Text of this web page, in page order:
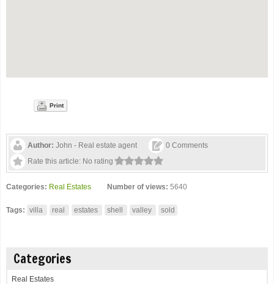
Print
Author: John - Real estate agent
0 Comments
Rate this article: No rating
Categories: Real Estates Number of views: 5640
Tags: villa real estates shell valley sold
Categories
Real Estates